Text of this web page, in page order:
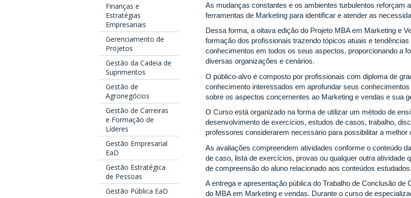
Finanças e
Estratégias
Empresariais
Gerenciamento de
Projetos
Gestão da Cadeia de
Suprimentos
Gestão de
Agronegócios
Gestão de Carreiras
e Formação de
Líderes
Gestão Empresarial
EaD
Gestão Estratégica
de Pessoas
Gestão Pública EaD
As mudanças constantes e os ambientes turbulentos reforçam
ferramentas de Marketing para identificar e atender as
Dessa forma, a oitava edição do Projeto MBA em Marketing e
formação dos profissionais trazendo tópicos atuais e
conhecimentos em todos os seus aspectos, proporcionando a
diversas organizações e cenários.
O público-alvo é composto por profissionais com diploma de
conhecimento interessados em aprofundar seus
sobre os aspectos concernentes ao Marketing e vendas e sua
O Curso está organizado na forma de utilizar um método de
desenvolvimento de exercícios, estudos de casos, trabalho,
professores considerarem necessário para possibilitar a
As avaliações compreendem atividades conforme o conteúdo
de caso, lista de exercícios, provas ou qualquer outra atividade
de compreensão do aluno relacionado aos conteúdos estudados.
A entrega e apresentação pública do Trabalho de Conclusão
do MBA em Marketing e vendas. Durante o curso de